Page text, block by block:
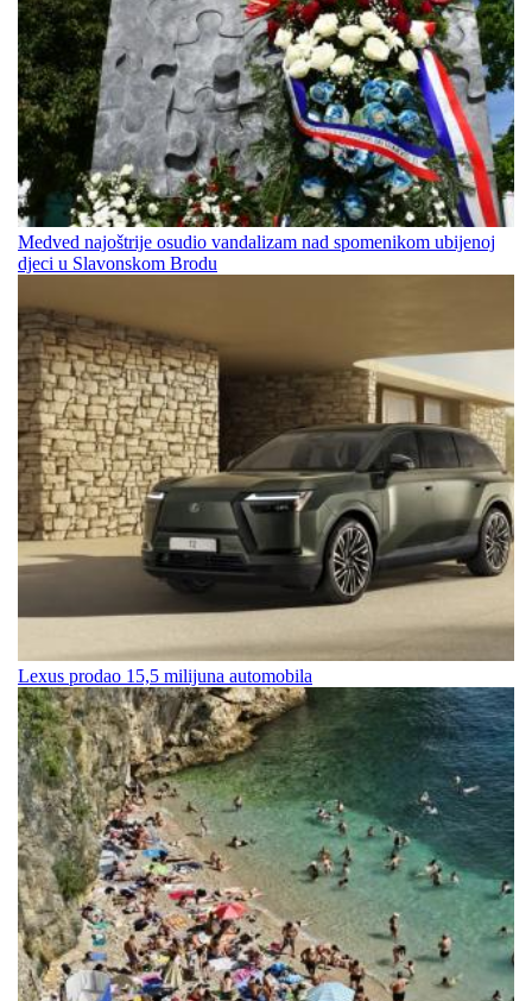
Medved najoštrije osudio vandalizam nad spomenikom ubijenoj
djeci u Slavonskom Brodu
Lexus prodao 15,5 milijuna automobila